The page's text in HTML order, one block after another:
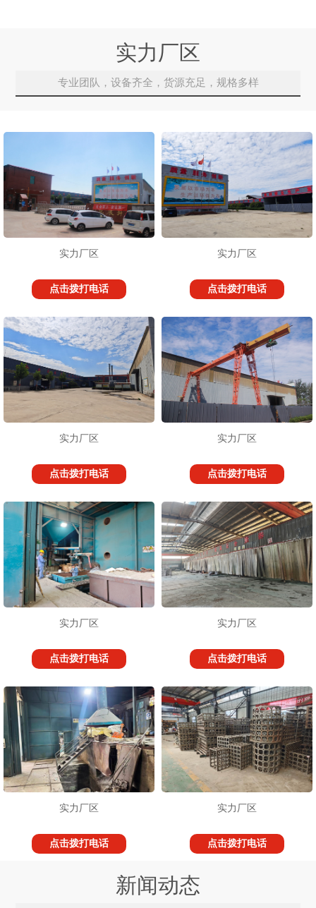
实力厂区
专业团队，设备齐全，货源充足，规格多样
实力厂区
点击拨打电话
实力厂区
点击拨打电话
实力厂区
点击拨打电话
实力厂区
点击拨打电话
实力厂区
点击拨打电话
实力厂区
点击拨打电话
实力厂区
点击拨打电话
实力厂区
点击拨打电话
新闻动态